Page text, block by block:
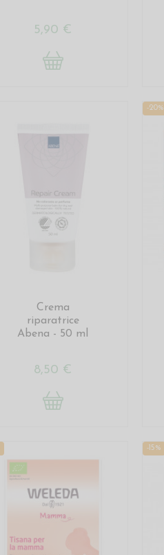
5,90 €
Crema
riparatrice
Abena - 50 ml
8,50 €
-20%
-15%